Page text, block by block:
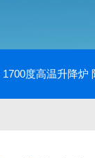
1700度高温升降炉